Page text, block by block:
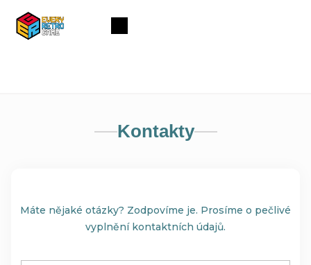
obsah
Nákupní
Kontakty
Máte nějaké otázky? Zodpovíme je. Prosíme o pečlivé
vyplnění kontaktních údajů.